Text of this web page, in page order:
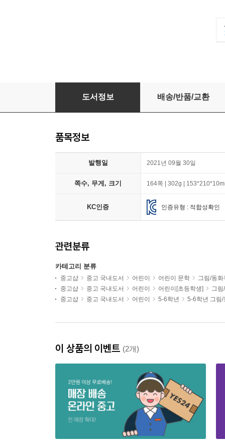
갈매기에게 나는 법을 가르쳐준 고양이
도서정보 배송/반품/교환
품목정보
발행일 2021년 09월 30일
쪽수, 무게, 크기 164쪽 | 302g |
KC인증 인증유형 : 적합성확인
관련분류
카테고리 분류
중고샵 중고 국내도서 어린이 어린이 문학
그림/동화
중고샵
중고 국내도서 어린이 어린이[초등학생]
그림
중고샵
중고 국내도서 어린이 5-6학년 5-6학년 그림/
이 상품의 이벤트 (2개)